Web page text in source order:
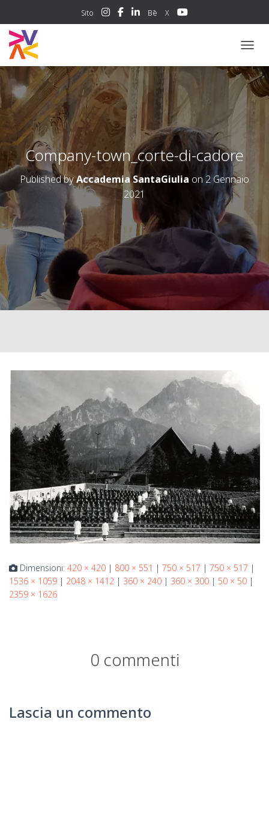
Sito Bē X
Company-town_corte-di-cadore
Published byAccademia SantaGiulia on2 Gennaio
2021
Dimensioni: 420 × 420 | 800 × 551 | 750 × 517 | 750 × 517 |
1536 × 1059 | 2048 × 1412 | 360 × 240 | 360 × 300 | 50 × 50 |
2359 × 1626
0 commenti
Lascia un commento